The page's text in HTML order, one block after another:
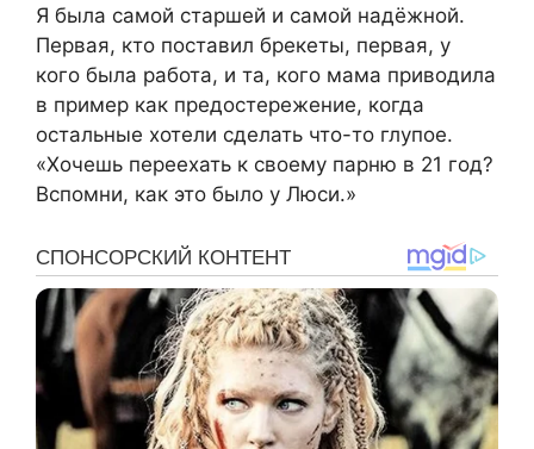
Я была самой старшей и самой надёжной.
Первая, кто поставил брекеты, первая, у
кого была работа, и та, кого мама приводила
в пример как предостережение, когда
остальные хотели сделать что-то глупое.
«Хочешь переехать к своему парню в 21 год?
Вспомни, как это было у Люси.»